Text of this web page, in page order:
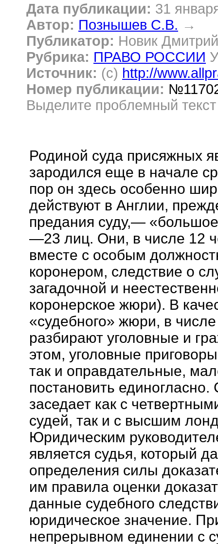
Дата публикации: 31
Автор: Познышев С.В. →
Публикатор: Новик Дмитрий
Рубрика: ПРАВО РОССИИ
Источник: (c) http://
Номер публикации:
Выделите проблемный
Родиной суда присяжных
зародился еще в начале
пор он здесь особенно
действуют в Англии,
предания суду,—
—23 лиц. Они, в числе 12
вместе с особым
коронером, следствие о
загадочной и
коронерское жюри). В
«судебного» жюри, в
разбирают уголовные и
этом, уголовные
так и оправдательные,
постановить
заседает как с
судей, так и с высшим
Юридическим
является судья, который
определения силы
им правила оценки
данные судебного
юридическое значение.
непрерывном единении с